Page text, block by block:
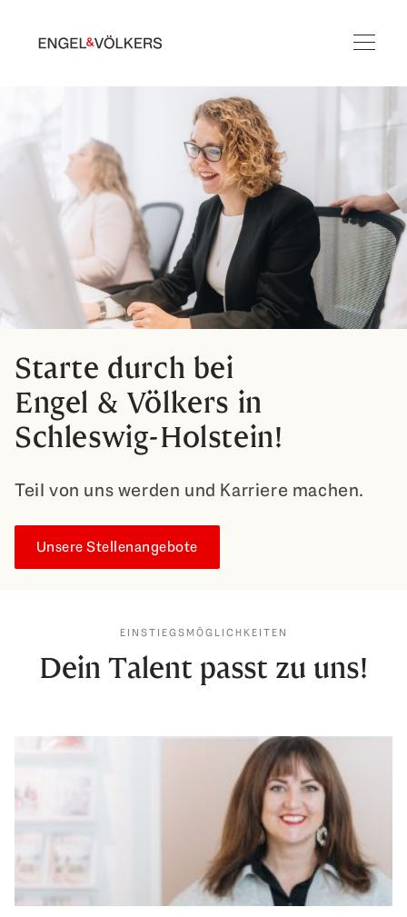
Starte durch bei
Engel & Völkers in
Schleswig-Holstein!
Teil von uns werden und Karriere machen.
Unsere Stellenangebote
EINSTIEGSMÖGLICHKEITEN
Dein Talent passt zu uns!